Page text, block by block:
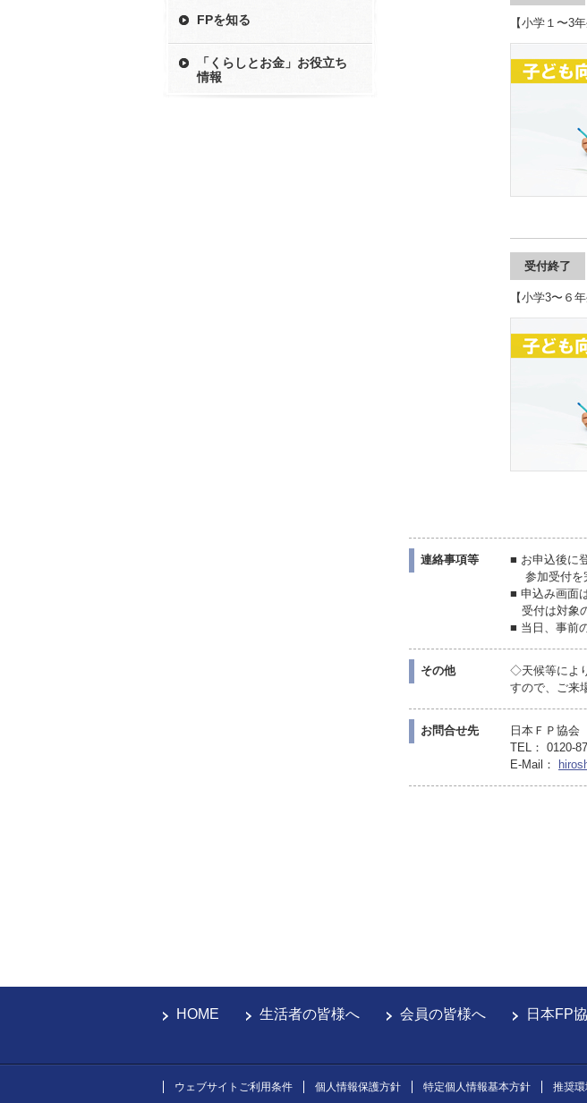
FPを知る
「くらしとお金」お役立ち
情報
【小学１〜3
受付終了
【小学3〜６
連絡事項等
■ お申込後に
参加受付を
■ 申込み画面
受付は対象
■ 当日、事前
その他
◇天候等によ
すので、ご来
お問合せ先
日本ＦＰ協
TEL： 0120-
E-Mail：
HOME 生活者の皆様へ 会員の皆様へ 日本FP
ウェブサイトご利用条件 個人情報保護方針 特定個人情報基本方針 推奨